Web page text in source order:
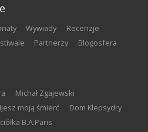
wywiady
recenzje
partnerzy
blogosfera
Michał Zgajewski
moją śmierć
Dom Klepsydry
B.A.Paris